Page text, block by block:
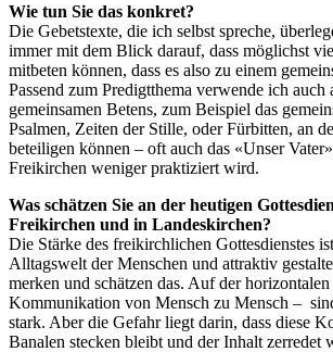
Wie tun Sie das konkret?
Die Gebetstexte, die ich selbst spreche,
immer mit dem Blick darauf, dass möglichst
mitbeten können, dass es also zu einem
Passend zum Predigtthema verwende ich auch
gemeinsamen Betens, zum Beispiel das
Psalmen, Zeiten der Stille, oder Fürbitten, an
beteiligen können – oft auch das «Unser
Freikirchen weniger praktiziert wird.
Was schätzen Sie an der heutigen
Freikirchen und in Landeskirchen?
Die Stärke des freikirchlichen Gottesdienstes
Alltagswelt der Menschen und attraktiv
merken und schätzen das. Auf der
Kommunikation von Mensch zu Mensch –
stark. Aber die Gefahr liegt darin, dass diese
Banalen stecken bleibt und der Inhalt zerredet